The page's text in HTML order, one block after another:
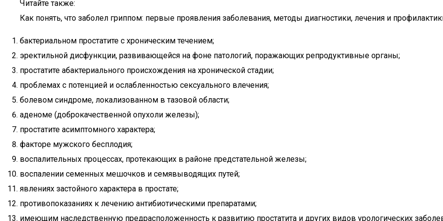
Читайте также:
Как понять, что заболел гриппом: первые проявления заболевания, методы диагностики, лечения и
бактериальном простатите с хроническим течением;
эректильной дисфункции, развивающейся на фоне патологий, поражающих репродуктивные органы;
простатите абактериального происхождения на хронической стадии;
проблемах с потенцией и ослабленностью сексуального влечения;
болевом синдроме, локализованном в тазовой области;
аденоме (доброкачественной опухоли железы);
простатите асимптомного характера;
факторе мужского бесплодия;
воспалительных процессах, протекающих в районе предстательной железы;
воспалении семенных мешочков и семявыводящих путей;
явлениях застойного характера в простате;
противопоказаниях к лечению антибиотическими препаратами;
имеющим наследственную предрасположенность к развитию простатита и других видов урологических